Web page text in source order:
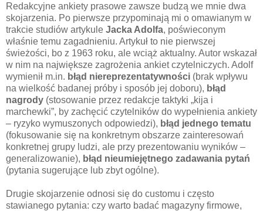
Redakcyjne ankiety prasowe zawsze budzą we mnie dwa
skojarzenia. Po pierwsze przypominają mi o omawianym w
trakcie studiów artykule Jacka Adolfa, poświeconym
właśnie temu zagadnieniu. Artykuł to nie pierwszej
świeżości, bo z 1963 roku, ale wciąż aktualny. Autor wskazał
w nim na największe zagrożenia ankiet czytelniczych. Adolf
wymienił m.in. błąd niereprezentatywności (brak wpływu
na wielkość badanej próby i sposób jej doboru), błąd
nagrody (stosowanie przez redakcje taktyki „kija i
marchewki”, by zachęcić czytelników do wypełnienia ankiety
– ryzyko wymuszonych odpowiedzi), błąd jednego tematu
(fokusowanie się na konkretnym obszarze zainteresowań
konkretnej grupy ludzi, ale przy prezentowaniu wyników –
generalizowanie), błąd nieumiejętnego zadawania pytań
(pytania sugerujące lub zbyt ogólne).
Drugie skojarzenie odnosi się do customu i często
stawianego pytania: czy warto badać magazyny firmowe,